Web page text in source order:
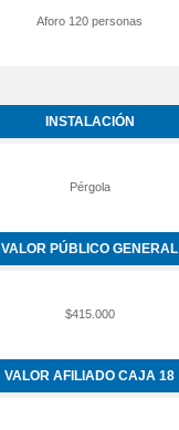
Aforo 120 personas
INSTALACIÓN
Pérgola
VALOR PÚBLICO GENERAL
$415.000
VALOR AFILIADO CAJA 18